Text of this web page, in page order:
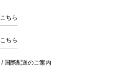
ちら
ちら
国際配送のご案内